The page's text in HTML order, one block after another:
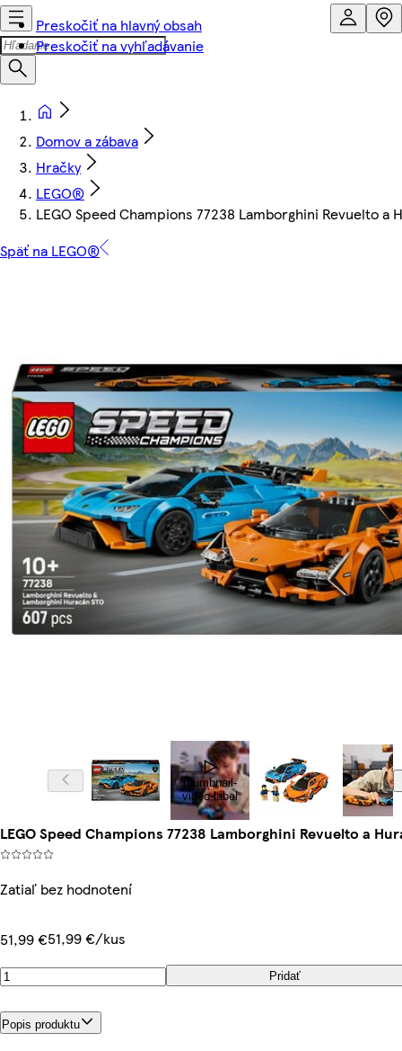
Preskočiť na hlavný obsah
Preskočiť na vyhľadávanie
Domov a zábava
Hračky
LEGO®
LEGO Speed Champions 77238 Lamborghini Revuelto a
Späť na LEGO®
thumbnail-
video-label
LEGO Speed Champions 77238 Lamborghini Revuelto a
Zatiaľ bez hodnotení
51,99 €51,99 €/kus
Pridať
Popis produktu